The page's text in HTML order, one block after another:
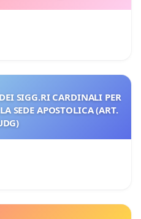
SIGG.RI CARDINALI PER
SEDE APOSTOLICA (ART.